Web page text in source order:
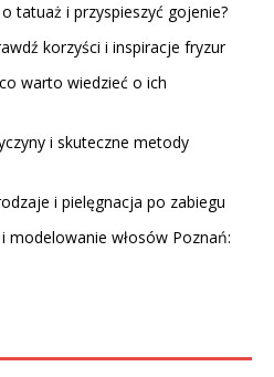
tatuaż i przyspieszyć gojenie?
korzyści i inspiracje fryzur
warto wiedzieć o ich
i skuteczne metody
i pielęgnacja po zabiegu
modelowanie włosów Poznań: